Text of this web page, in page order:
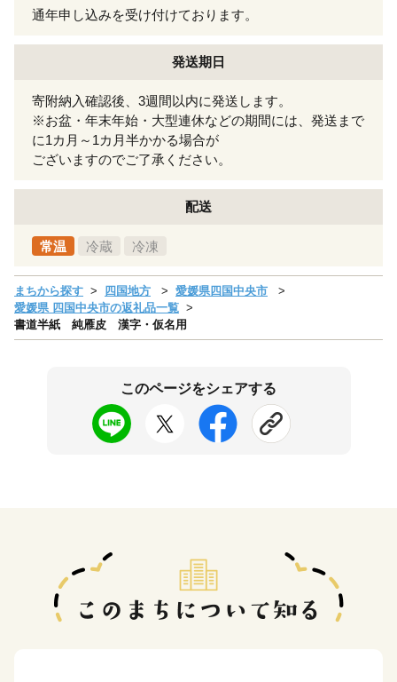
通年申し込みを受け付けております。
発送期日
寄附納入確認後、3週間以内に発送します。
※お盆・年末年始・大型連休などの期間には、発送まで
に1カ月～1カ月半かかる場合が
ございますのでご了承ください。
配送
常温 冷蔵 冷凍
まちから探す 四国地方
愛媛県四国中央市
愛媛県 四国中央市の返礼品一覧
書道半紙 純雁皮 漢字・仮名用
このページをシェアする